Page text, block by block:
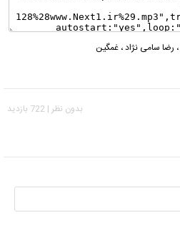
، رضا سامی نژاد، غمگین
بدون نظر | 722 بازدید